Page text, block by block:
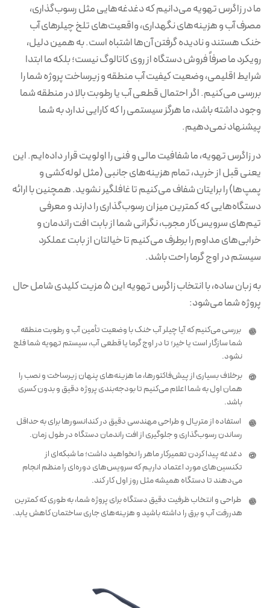
ما در زاگرس تهویه می‌دانیم که دغدغه‌هایی مثل رسوب‌گذاری،
مصرف آب و هزینه‌های نگهداری، واقعیت‌های تلخ چیلرهای آب
خنک هستند و نادیده گرفتن آن‌ها اشتباه است. به همین دلیل،
رویکرد ما صرفاً فروش دستگاه از روی کاتالوگ نیست؛ بلکه ما ابتدا
شرایط اقلیمی، وضعیت کیفیت آب منطقه و زیرساخت پروژه شما را
بررسی می‌کنیم. اگر احتمال قطعی آب یا رطوبت بالا در منطقه شما
وجود داشته باشد، ما هرگز سیستمی را که کارایی ندارد به شما
پیشنهاد نمی‌دهیم.
در زاگرس تهویه، ما شفافیت مالی و فنی را اولویت قرار داده‌ایم. این
یعنی قبل از خرید، تمام هزینه‌های جانبی (مثل لوله‌کشی و
پمپ‌ها) را برایتان شفاف می‌کنیم تا غافلگیر نشوید. همچنین با ارائه
دستگاه‌هایی که کمترین میزان رسوب‌گذاری را دارند و معرفی
تیم‌های سرویس‌کار مجرب، نگرانی شما از بابت افت راندمان و
خرابی‌های مداوم را برطرف می‌کنیم تا خیالتان از بابت عملکرد
سیستم در اوج گرما راحت باشد.
به زبان ساده، با انتخاب زاگرس تهویه این ۵ مزیت کلیدی شامل حال
پروژه شما می‌شود:
بررسی می‌کنیم که آیا چیلر آب خنک با وضعیت تأمین آب و رطوبت منطقه
شما سازگار است یا خیر؛ تا در اوج گرما یا قطعی آب، سیستم تهویه شما فلج
نشود.
برخلاف بسیاری از پیش‌فاکتورها، ما هزینه‌های پنهان زیرساخت و نصب را
همان اول به شما اعلام می‌کنیم تا بودجه‌بندی پروژه دقیق و بدون کسری
باشد.
استفاده از متریال و طراحی مهندسی دقیق در کندانسورها برای به حداقل
رساندن رسوب‌گذاری و جلوگیری از افت راندمان دستگاه در طول زمان.
دغدغه پیدا کردن تعمیرکار ماهر را نخواهید داشت؛ ما شبکه‌ای از
تکنسین‌های مورد اعتماد داریم که سرویس‌های دوره‌ای را منظم انجام
می‌دهند تا دستگاه همیشه مثل روز اول کار کند.
طراحی و انتخاب ظرفیت دقیق دستگاه برای پروژه شما، به طوری که کمترین
هدررفت آب و برق را داشته باشید و هزینه‌های جاری ساختمان کاهش یابد.